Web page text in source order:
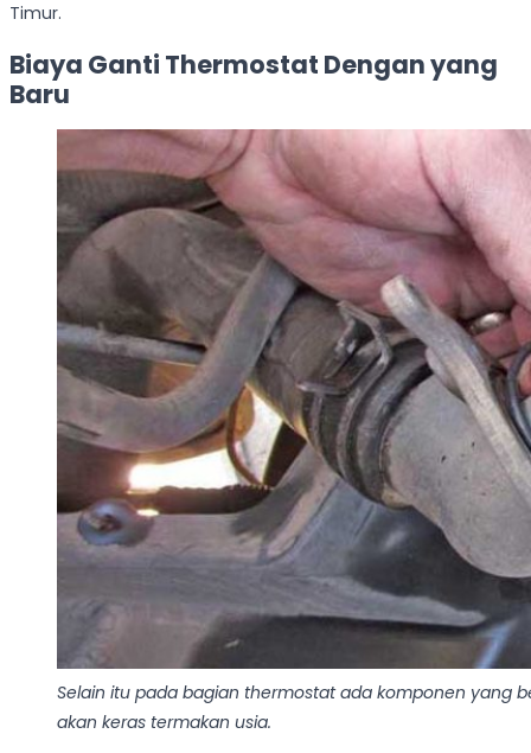
Timur.
Biaya Ganti Thermostat Dengan yang
Baru
Selain itu pada bagian thermostat ada komponen yang
akan keras termakan usia.